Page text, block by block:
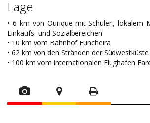
Lage
• 6 km von Ourique mit Schulen, lokalem
Einkaufs- und Sozialbereichen
• 10 km vom Bahnhof Funcheira
• 62 km von den Stränden der Südwestküste
• 100 km vom internationalen Flughafen